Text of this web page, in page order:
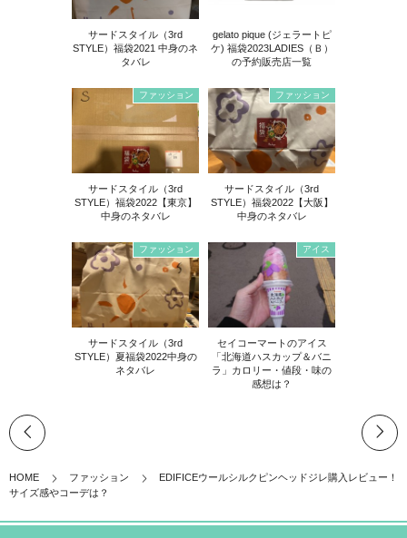
サードスタイル（3rd
STYLE）福袋2021 中身のネ
タバレ
gelato pique (ジェラートピ
ケ) 福袋2023LADIES（Ｂ）
の予約販売店一覧
ファッション
サードスタイル（3rd
STYLE）福袋2022【東京】
中身のネタバレ
ファッション
サードスタイル（3rd
STYLE）福袋2022【大阪】
中身のネタバレ
ファッション
サードスタイル（3rd
STYLE）夏福袋2022中身の
ネタバレ
アイス
セイコーマートのアイス
「北海道ハスカップ＆バニ
ラ」カロリー・値段・味の
感想は？
HOME ファッション
EDIFICEウールシルクピンヘッドジレ購入レビュー！
サイズ感やコーデは？